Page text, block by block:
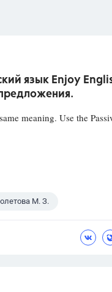
язык Enjoy
meaning. Use the
М. З.